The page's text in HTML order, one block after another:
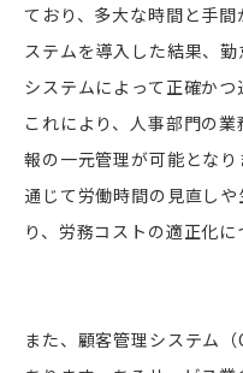
ており、多大な時間と手
ステムを導入した結果、
システムによって正確かつ
これにより、人事部門の
報の一元管理が可能とな
通じて労働時間の見直し
り、労務コストの適正化に
また、顧客管理システム